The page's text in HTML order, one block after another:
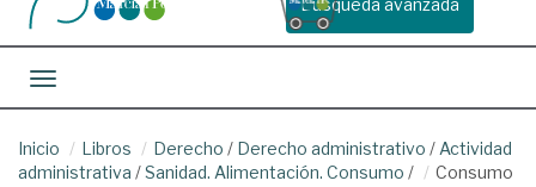
Busqueda avanzada
Toggle navigation
Inicio Libros Derecho / Derecho administrativo / Actividad
administrativa /Sanidad. Alimentación. Consumo /
Consumo